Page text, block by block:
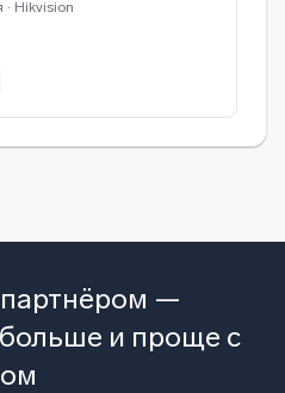
Hikvision
—
и проще с